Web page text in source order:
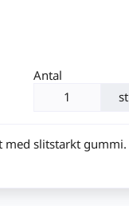
Antal
st
med slitstarkt gummi.